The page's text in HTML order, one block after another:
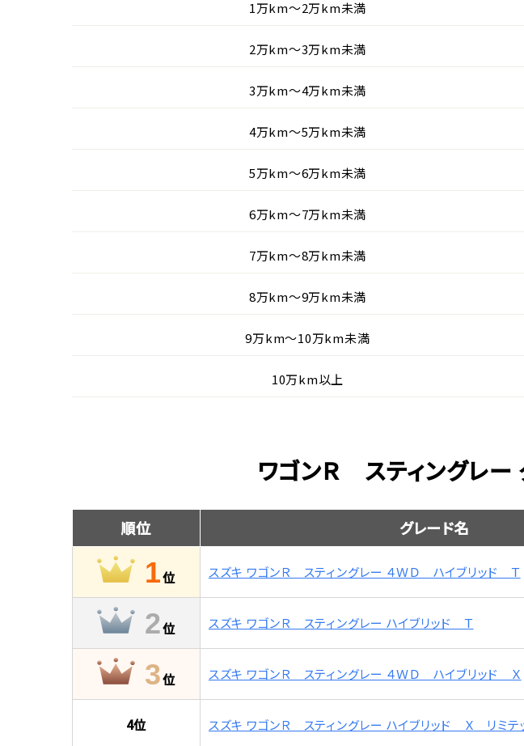
1万km〜2万km未満
2万km〜3万km未満
3万km〜4万km未満
4万km〜5万km未満
5万km〜6万km未満
6万km〜7万km未満
7万km〜8万km未満
8万km〜9万km未満
9万km〜10万km未満
10万km以上
ワゴンＲ スティングレー
順位 グレード名
1位 スズキ ワゴンＲ スティングレー ４ＷＤ ハイブリッド Ｔ
2位 スズキ ワゴンＲ スティングレー ハイブリッド Ｔ
3位 スズキ ワゴンＲ スティングレー ４ＷＤ ハイブリッド Ｘ
4位 スズキ ワゴンＲ スティングレー ハイブリッド Ｘ リミテ